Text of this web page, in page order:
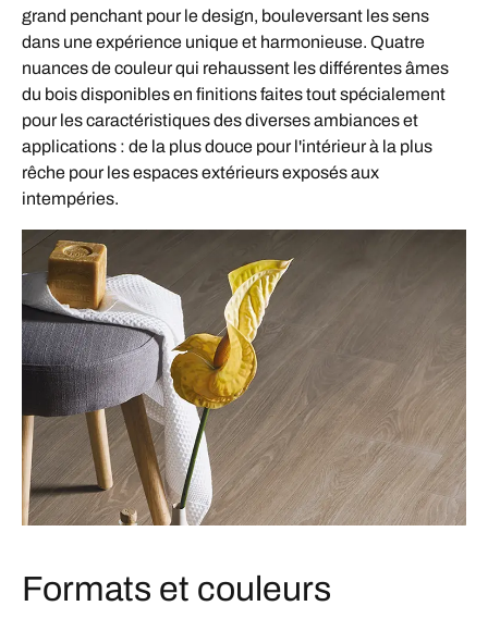
grand penchant pour le design, bouleversant les sens
dans une expérience unique et harmonieuse. Quatre
nuances de couleur qui rehaussent les différentes âmes
du bois disponibles en finitions faites tout spécialement
pour les caractéristiques des diverses ambiances et
applications : de la plus douce pour l'intérieur à la plus
rêche pour les espaces extérieurs exposés aux
intempéries.
Formats et couleurs